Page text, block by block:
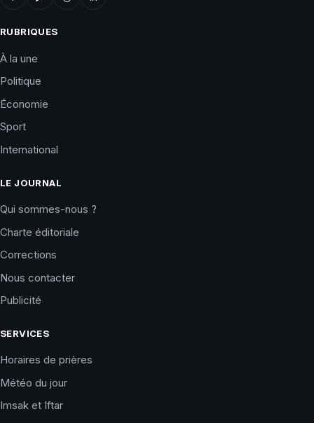
RUBRIQUES
À la une
Politique
Économie
Sport
International
LE JOURNAL
Qui sommes-nous ?
Charte éditoriale
Corrections
Nous contacter
Publicité
SERVICES
Horaires de prières
Météo du jour
Imsak et Iftar